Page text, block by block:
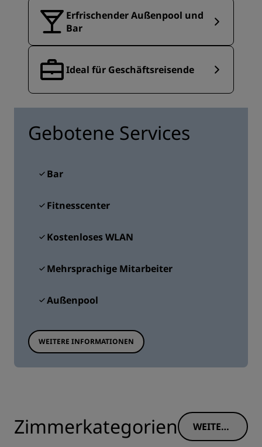
Erfrischender Außenpool und
Bar
Ideal für Geschäftsreisende
Gebotene Services
Bar
Fitnesscenter
Kostenloses WLAN
Mehrsprachige Mitarbeiter
Außenpool
WEITERE INFORMATIONEN
Zimmerkategorien
WEITERE
INFORM